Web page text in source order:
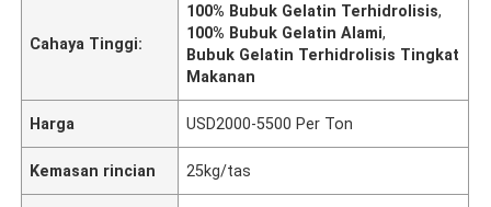
Cahaya Tinggi:
100% Bubuk Gelatin Terhidrolisis,
100% Bubuk Gelatin Alami,
Bubuk Gelatin Terhidrolisis Tingkat
Makanan
Harga USD2000-5500 Per Ton
Kemasan rincian 25kg/tas